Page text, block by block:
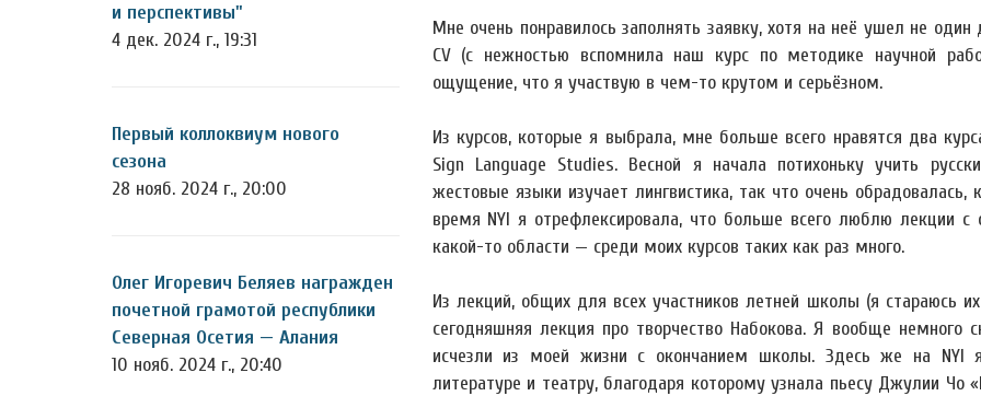
и перспективы"
4 дек. 2024 г., 19:31
Первый коллоквиум нового
сезона
28 нояб. 2024 г., 20:00
Олег Игоревич Беляев награжден
почетной грамотой республики
Северная Осетия — Алания
10 нояб. 2024 г., 20:40
Мне очень понравилось заполнять заявку, хотя на неё ушел не
CV (с нежностью вспомнила наш курс по методике научной
ощущение, что я участвую в чем-то крутом и серьёзном.
Из курсов, которые я выбрала, мне больше всего нравятся два
Sign Language Studies. Весной я начала потихоньку учить
жестовые языки изучает лингвистика, так что очень
время NYI я отрефлексировала, что больше всего люблю лекции с
какой-то области — среди моих курсов таких как раз много.
Из лекций, общих для всех участников летней школы (я стараюсь
сегодняшняя лекция про творчество Набокова. Я вообще
исчезли из моей жизни с окончанием школы. Здесь же на NYI
литературе и театру, благодаря которому узнала пьесу Джулии Чо